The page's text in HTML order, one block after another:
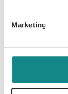
Marketing